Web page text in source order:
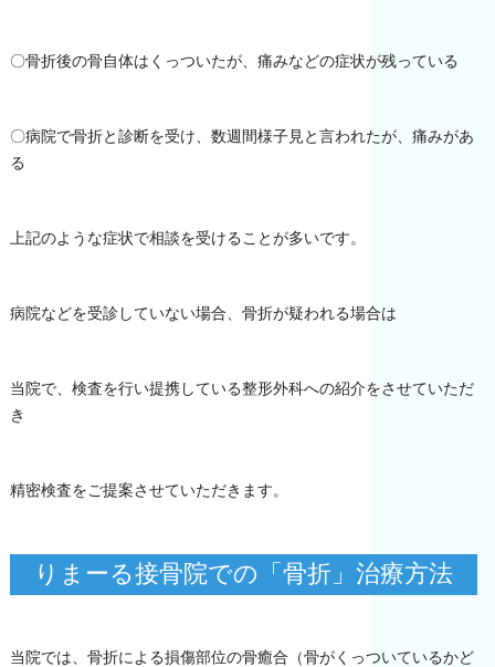
〇骨折後の骨自体はくっついたが、痛みなどの症状が残っている
〇病院で骨折と診断を受け、数週間様子見と言われたが、痛みがあ
る
上記のような症状で相談を受けることが多いです。
病院などを受診していない場合、骨折が疑われる場合は
当院で、検査を行い提携している整形外科への紹介をさせていただ
き
精密検査をご提案させていただきます。
りまーる接骨院での「骨折」治療方法
当院では、骨折による損傷部位の骨癒合（骨がくっついているかど